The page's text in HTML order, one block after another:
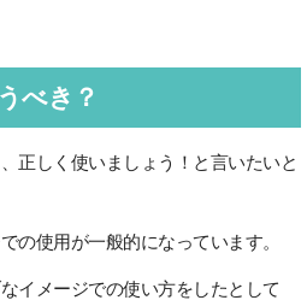
べき？
正しく使いましょう！と言いたいと
の使用が一般的になっています。
イメージでの使い方をしたとして